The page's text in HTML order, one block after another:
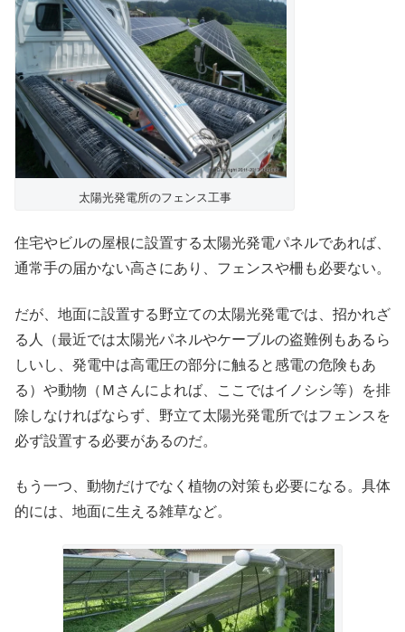
太陽光発電所のフェンス工事
住宅やビルの屋根に設置する太陽光発電パネルであれば、
通常手の届かない高さにあり、フェンスや柵も必要ない。
だが、地面に設置する野立ての太陽光発電では、招かれざ
る人（最近では太陽光パネルやケーブルの盗難例もあるら
しいし、発電中は高電圧の部分に触ると感電の危険もあ
る）や動物（Ｍさんによれば、ここではイノシシ等）を排
除しなければならず、野立て太陽光発電所ではフェンスを
必ず設置する必要があるのだ。
もう一つ、動物だけでなく植物の対策も必要になる。具体
的には、地面に生える雑草など。